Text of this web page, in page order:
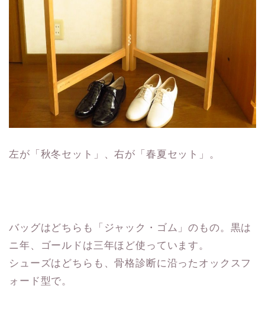
左が「秋冬セット」、右が「春夏セット」。
バッグはどちらも「ジャック・ゴム」のもの。黒は
ニ年、ゴールドは三年ほど使っています。
シューズはどちらも、骨格診断に沿ったオックスフ
ォード型で。